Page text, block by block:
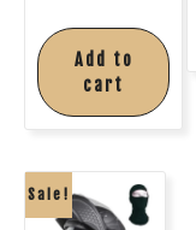
Add to
cart
Sale!